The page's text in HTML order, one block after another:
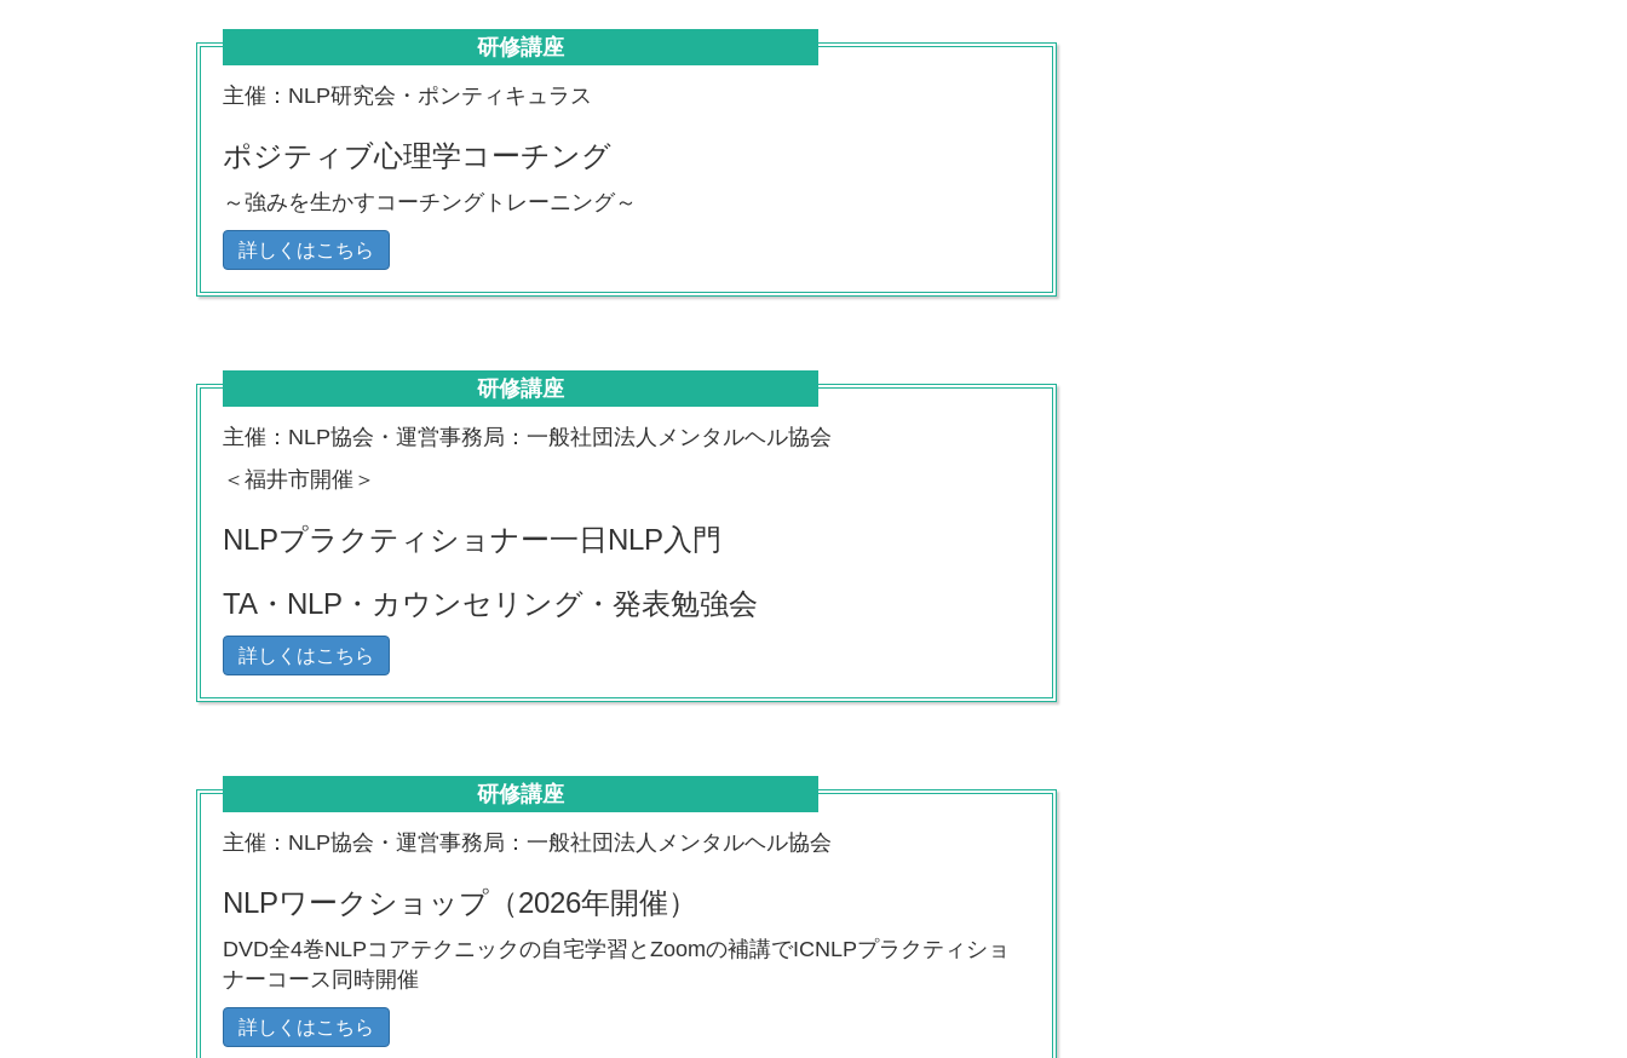
研修講座
主催：NLP研究会・ポンティキュラス
ポジティブ心理学コーチング
～強みを生かすコーチングトレーニング～
詳しくはこちら
研修講座
主催：NLP協会・運営事務局：一般社団法人メンタルヘル協会
＜福井市開催＞
NLPプラクティショナー一日NLP入門
TA・NLP・カウンセリング・発表勉強会
詳しくはこちら
研修講座
主催：NLP協会・運営事務局：一般社団法人メンタルヘル協会
NLPワークショップ（2026年開催）
DVD全4巻NLPコアテクニックの自宅学習とZoomの補講でICNLPプラクティショ
ナーコース同時開催
詳しくはこちら